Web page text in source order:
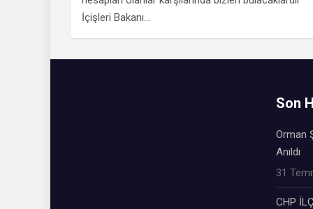
İçişleri Bakanı…
Son
Orman
Anıldı
31
CHP